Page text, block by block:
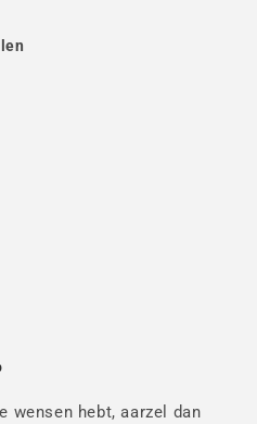
wensen hebt, aarzel dan